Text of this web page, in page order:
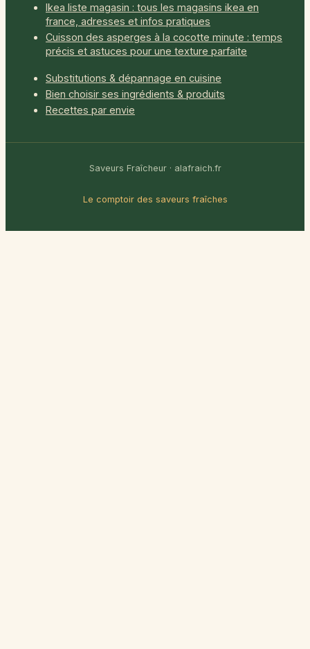
Ikea liste magasin : tous les magasins ikea en
france, adresses et infos pratiques
Cuisson des asperges à la cocotte minute : temps
précis et astuces pour une texture parfaite
Substitutions & dépannage en cuisine
Bien choisir ses ingrédients & produits
Recettes par envie
Saveurs Fraîcheur · alafraich.fr
Le comptoir des saveurs fraîches